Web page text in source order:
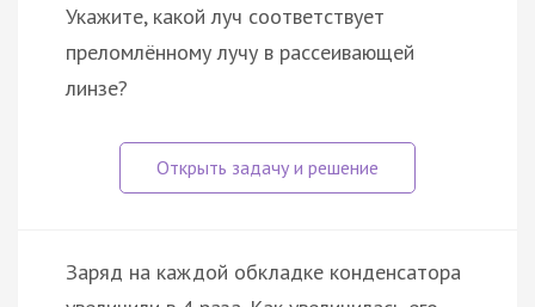
Укажите, какой луч соответствует
преломлённому лучу в рассеивающей
линзе?
Заряд на каждой обкладке конденсатора